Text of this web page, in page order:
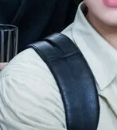
keras demi
Landi Cahir. Dia
dia akan
kaya raya,
Yanti di
Landi tidak tahu
keluarga Yaris
tahun hilang. Sang
untuk membela